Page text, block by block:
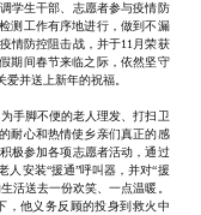
学生干部、志愿者参与疫情防
测工作有序地进行，做到不漏
情防控阻击战，并于11月荣获
期间春节来临之际，依然坚守
爱并送上新年的祝福。
手脚不便的老人理发、打扫卫
耐心和热情使乡亲们真正的感
极参加各项志愿者活动，通过
人安装“援通”呼叫器，并对“援
活送去一份欢笑、一点温暖。
，他义务反顾的投身到救火中